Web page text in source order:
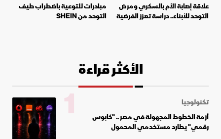
علاقة إصابة الأم بالسكري ومرض
التوحد للأبناء.. دراسة تعزز الفرضية
مبادرات للتوعية باضطراب طيف
التوحد من SHEIN
الأكثر قراءة
تكنولوجيا
أزمة الخطوط المجهولة في مصر .. "كابوس
رقمي" يطارد مستخدمي المحمول
1